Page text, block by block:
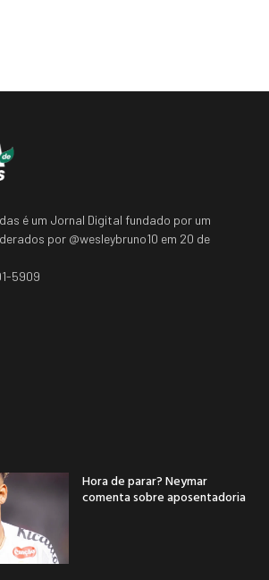
é um Jornal Digital fundado por um
por @wesleybruno10 em 20 de
5909
Hora de parar? Neymar
comenta sobre aposentadoria